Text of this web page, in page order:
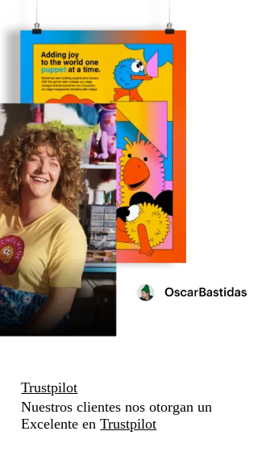
Trustpilot
Nuestros clientes nos otorgan un
Excelente enTrustpilot